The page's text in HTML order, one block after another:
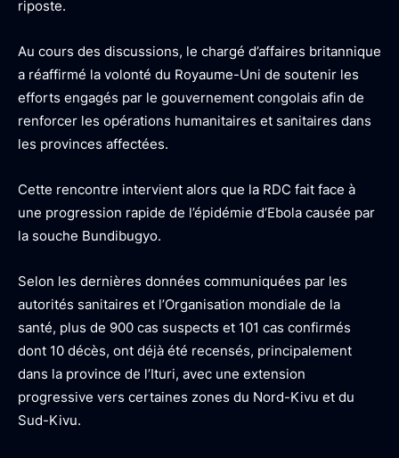
riposte.
Au cours des discussions, le chargé d’affaires britannique
a réaffirmé la volonté du Royaume-Uni de soutenir les
efforts engagés par le gouvernement congolais afin de
renforcer les opérations humanitaires et sanitaires dans
les provinces affectées.
Cette rencontre intervient alors que la RDC fait face à
une progression rapide de l’épidémie d’Ebola causée par
la souche Bundibugyo.
Selon les dernières données communiquées par les
autorités sanitaires et l’Organisation mondiale de la
santé, plus de 900 cas suspects et 101 cas confirmés
dont 10 décès, ont déjà été recensés, principalement
dans la province de l’Ituri, avec une extension
progressive vers certaines zones du Nord-Kivu et du
Sud-Kivu.